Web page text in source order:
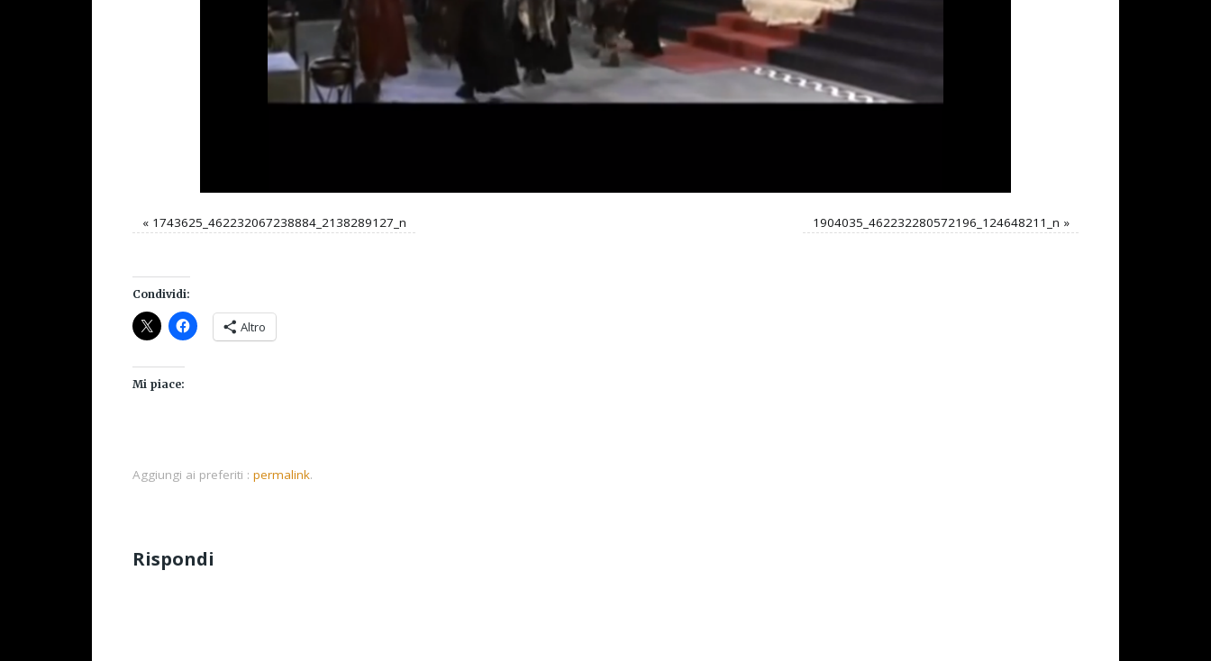
« 1743625_462232067238884_2138289127_n 1904035_462232280572196_124648211_n »
Condividi:
Altro
Mi piace:
Aggiungi ai preferiti : permalink.
Rispondi